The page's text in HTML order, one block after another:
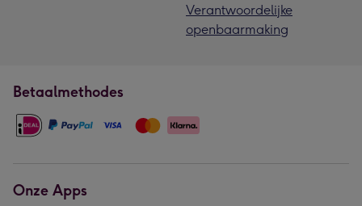
Verantwoordelijke
openbaarmaking
Betaalmethodes
Onze Apps